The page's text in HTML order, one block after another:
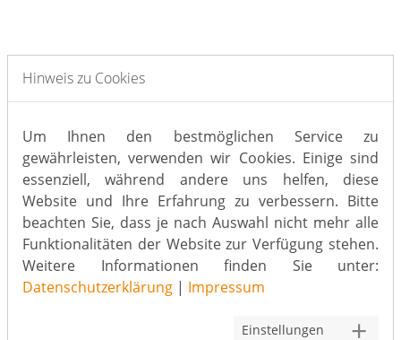
MFA Sprechstunde und OP (m/w/d)
Liebst Du Deinen Beruf? Möchtest Du ihn täglich mit
guter Laune und großer Leidenschaft ausüben? Dann
komm jetzt zum Kinderwunschzentrum Heinsberger
Höfe Cuypers & Cuypers.
Das inhabergeführte Kinderwunschzentrum
Heinsberger Höfe Cuypers & Cuypers ist die
Reproduktionsmedizin im Kreis Heinsberg. Auf über
Hinweis zu Cookies
Um Ihnen den bestmöglichen Service zu
gewährleisten, verwenden wir Cookies. Einige sind
essenziell, während andere uns helfen, diese
Website und Ihre Erfahrung zu verbessern. Bitte
beachten Sie, dass je nach Auswahl nicht mehr alle
Funktionalitäten der Website zur Verfügung stehen.
Weitere Informationen finden Sie unter:
Datenschutzerklärung | Impressum
Einstellungen